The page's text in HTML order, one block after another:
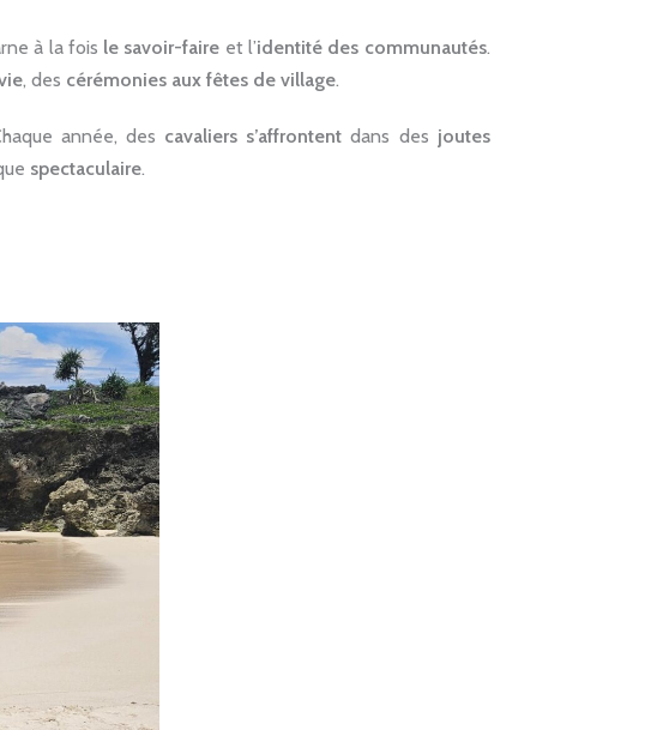
à la fois le savoir-faire et l’identité des communautés.
, des cérémonies aux fêtes de village.
année, des cavaliers s’affrontent dans des joutes
spectaculaire.